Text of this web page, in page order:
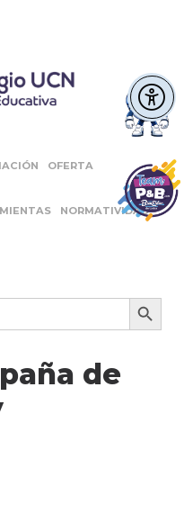
OFERTA
NORMATIVIDAD
Botón
de